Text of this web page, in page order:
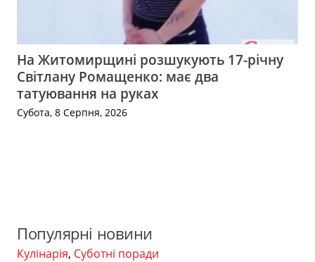
На Житомирщині розшукують 17-річну
Світлану Ромащенко: має два
татуювання на руках
Субота, 8 Серпня, 2026
Популярні новини
Кулінарія, Суботні поради